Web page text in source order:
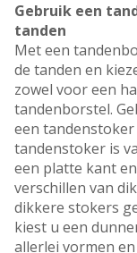
Gebruik een
tanden
Met een
de tanden en
zowel voor een
tandenborstel.
een
tandenstoker is
een platte kant
verschillen van
dikkere stokers
kiest u een
allerlei vormen